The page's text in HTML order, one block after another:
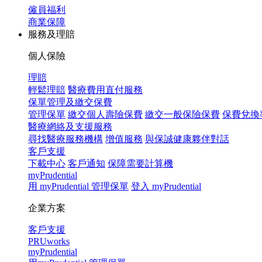
僱員福利
商業保障
服務及理賠
個人保險
理賠
輕鬆理賠 醫療費用直付服務
保單管理及繳交保費
管理保單 繳交個人壽險保費 繳交一般保險保費 保費兌換
醫療網絡及支援服務
尋找醫療服務機構 增值服務 與保誠健康夥伴對話
客戶支援
下載中心 客戶通知 保障需要計算機
myPrudential
用 myPrudential 管理保單 登入 myPrudential
企業方案
客戶支援
PRUworks
myPrudential